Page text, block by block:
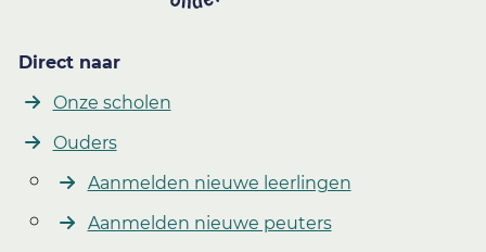
Direct naar
Onze scholen
Ouders
Aanmelden nieuwe leerlingen
Aanmelden nieuwe peuters